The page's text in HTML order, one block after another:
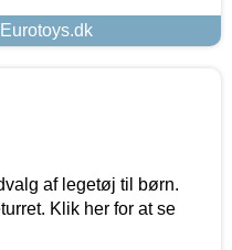
af legetøj til børn.
Klik her for at se